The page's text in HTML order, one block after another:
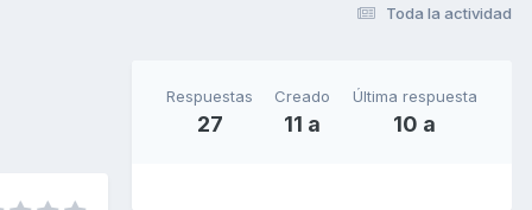
Toda la actividad
Respuestas
27
Creado
11 a
Última respuesta
10 a